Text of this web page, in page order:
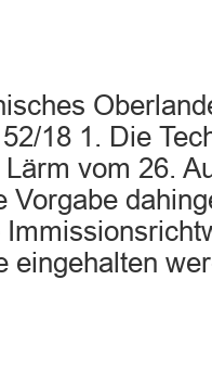
18 1. Die
vom 26.
Vorgabe
eingehalten